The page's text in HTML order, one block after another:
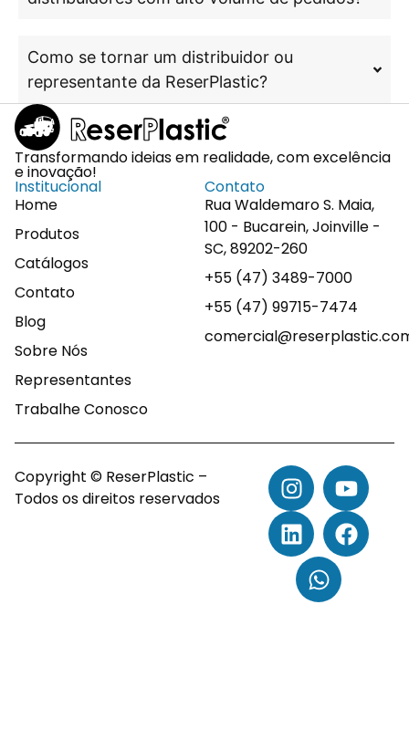
Como se tornar um distribuidor ou
representante da ReserPlastic?
Transformando ideias em realidade, com excelência
e inovação!
Institucional
Home
Produtos
Catálogos
Contato
Blog
Sobre Nós
Representantes
Trabalhe Conosco
Contato
Rua Waldemaro S. Maia,
100 - Bucarein, Joinville -
SC, 89202-260
+55 (47) 3489-7000
+55 (47) 99715-7474
Copyright © ReserPlastic –
Todos os direitos reservados